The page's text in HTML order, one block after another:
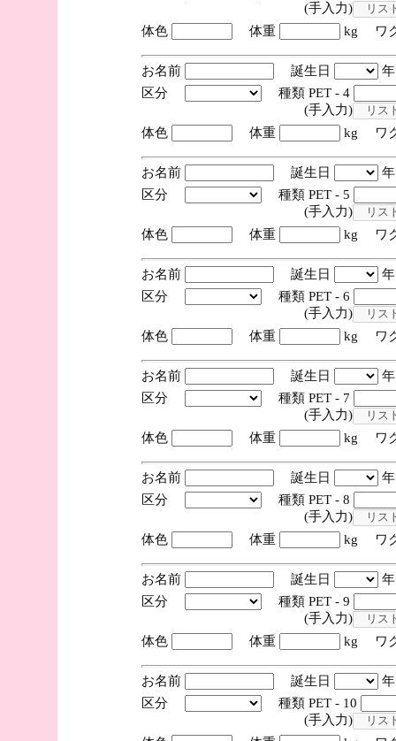
(手入力)
体色
体重 kg ワ
お名前 誕生日
区分
種類 PET - 4
(手入力)
体色
体重 kg ワ
お名前 誕生日
区分
種類 PET - 5
(手入力)
体色
体重 kg ワ
お名前 誕生日
区分
種類 PET - 6
(手入力)
体色
体重 kg ワ
お名前 誕生日
区分
種類 PET - 7
(手入力)
体色
体重 kg ワ
お名前 誕生日
区分
種類 PET - 8
(手入力)
体色
体重 kg ワ
お名前 誕生日
区分
種類 PET - 9
(手入力)
体色
体重 kg ワ
お名前 誕生日
区分
種類 PET - 10
(手入力)